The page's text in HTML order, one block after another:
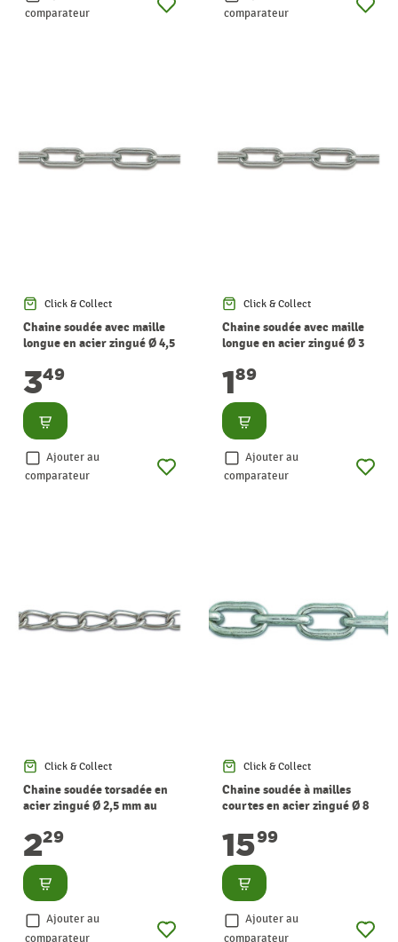
comparateur
comparateur
Click & Collect
Chaine soudée avec maille
longue en acier zingué Ø 4,5
349
Consulter
Ajouter au
comparateur
Click & Collect
Chaine soudée avec maille
longue en acier zingué Ø 3
189
Consulter
Ajouter au
comparateur
Click & Collect
Chaine soudée torsadée en
acier zingué Ø 2,5 mm au
229
Consulter
Ajouter au
comparateur
Click & Collect
Chaine soudée à mailles
courtes en acier zingué Ø 8
1599
Consulter
Ajouter au
comparateur